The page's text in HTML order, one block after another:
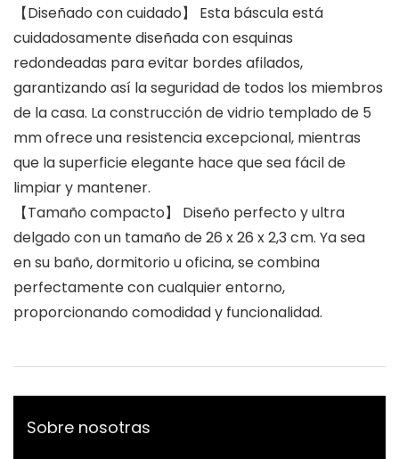
【Diseñado con cuidado】 Esta báscula está
cuidadosamente diseñada con esquinas
redondeadas para evitar bordes afilados,
garantizando así la seguridad de todos los miembros
de la casa. La construcción de vidrio templado de 5
mm ofrece una resistencia excepcional, mientras
que la superficie elegante hace que sea fácil de
limpiar y mantener.
【Tamaño compacto】 Diseño perfecto y ultra
delgado con un tamaño de 26 x 26 x 2,3 cm. Ya sea
en su baño, dormitorio u oficina, se combina
perfectamente con cualquier entorno,
proporcionando comodidad y funcionalidad.
Sobre nosotras